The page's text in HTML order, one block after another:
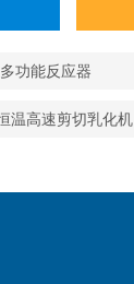
功能反应器
温高速剪切乳化机